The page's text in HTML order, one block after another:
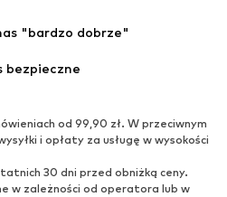
Ekskluzywne
Na czasie
Kozaki
"bardzo dobrze"
bezpieczne
od 99,90 zł. W przeciwnym
i opłaty za usługę w wysokości
30 dni przed obniżką ceny.
w zależności od operatora lub w